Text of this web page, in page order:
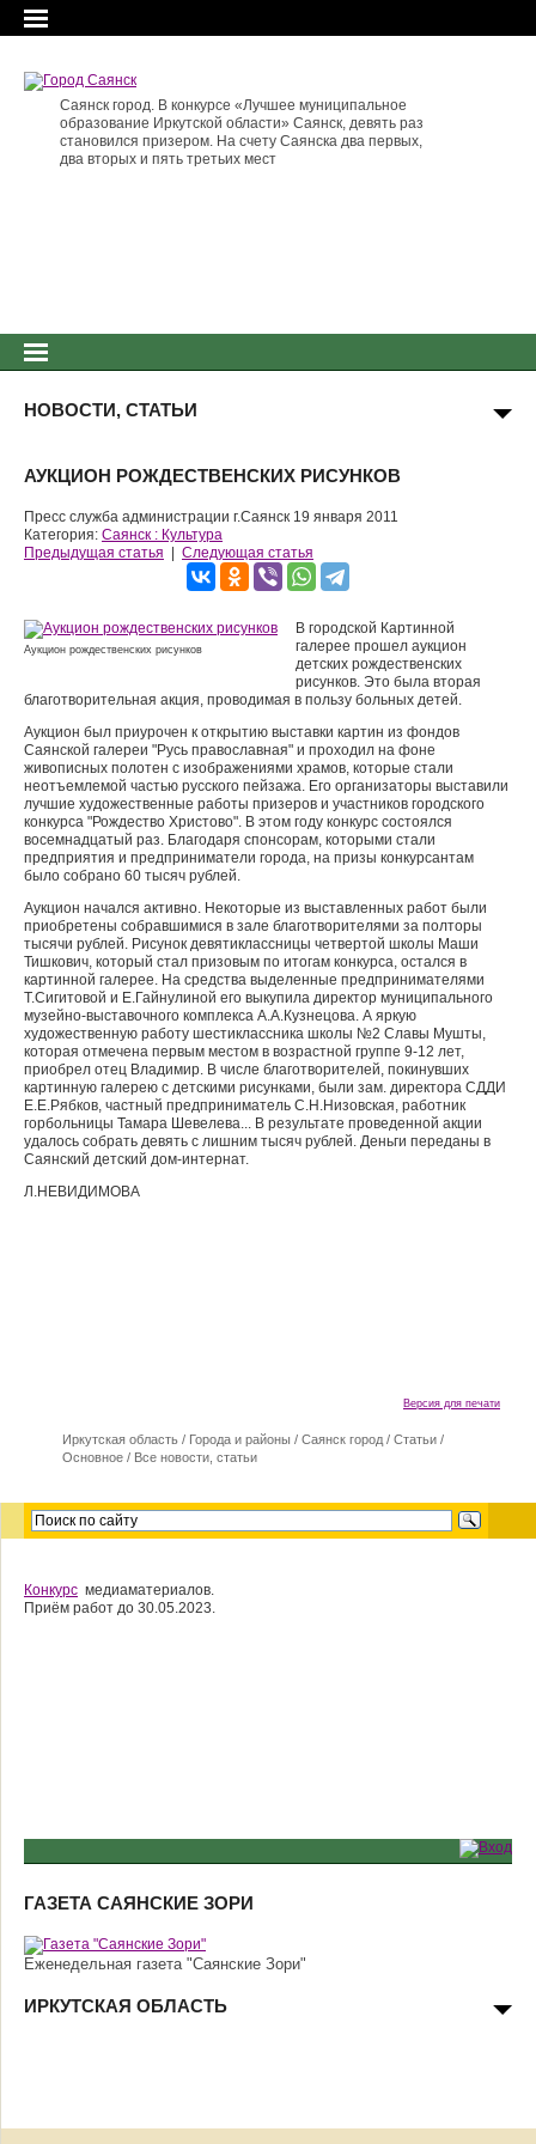
Саянск город. В конкурсе «Лучшее муниципальное
образование Иркутской области» Саянск, девять раз
становился призером. На счету Саянска два первых,
два вторых и пять третьих мест
НОВОСТИ, СТАТЬИ
АУКЦИОН РОЖДЕСТВЕНСКИХ РИСУНКОВ
Пресс служба администрации г.Саянск 19 января 2011
Категория: Саянск : Культура
Предыдущая статья
Следующая статья
Аукцион рождественских рисунков
В городской Картинной
галерее прошел аукцион
детских рождественских
рисунков. Это была вторая
благотворительная акция, проводимая в пользу больных детей.
Аукцион был приурочен к открытию выставки картин из фондов
Саянской галереи "Русь православная" и проходил на фоне
живописных полотен с изображениями храмов, которые стали
неотъемлемой частью русского пейзажа. Его организаторы выставили
лучшие художественные работы призеров и участников городского
конкурса "Рождество Христово". В этом году конкурс состоялся
восемнадцатый раз. Благодаря спонсорам, которыми стали
предприятия и предприниматели города, на призы конкурсантам
было собрано 60 тысяч рублей.
Аукцион начался активно. Некоторые из выставленных работ были
приобретены собравшимися в зале благотворителями за полторы
тысячи рублей. Рисунок девятиклассницы четвертой школы Маши
Тишкович, который стал призовым по итогам конкурса, остался в
картинной галерее. На средства выделенные предпринимателями
Т.Сигитовой и Е.Гайнулиной его выкупила директор муниципального
музейно-выставочного комплекса А.А.Кузнецова. А яркую
художественную работу шестиклассника школы №2 Славы Мушты,
которая отмечена первым местом в возрастной группе 9-12 лет,
приобрел отец Владимир. В числе благотворителей, покинувших
картинную галерею с детскими рисунками, были зам. директора СДДИ
Е.Е.Рябков, частный предприниматель С.Н.Низовская, работник
горбольницы Тамара Шевелева... В результате проведенной акции
удалось собрать девять с лишним тысяч рублей. Деньги переданы в
Саянский детский дом-интернат.
Л.НЕВИДИМОВА
Версия для печати
Иркутская область / Города и районы / Саянск город / Cтатьи /
Основное / Все новости, статьи
Конкурс медиаматериалов.
Приём работ до 30.05.2023.
ГАЗЕТА САЯНСКИЕ ЗОРИ
Еженедельная газета "Саянские Зори"
ИРКУТСКАЯ ОБЛАСТЬ